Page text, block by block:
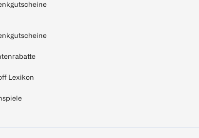
Lexikon